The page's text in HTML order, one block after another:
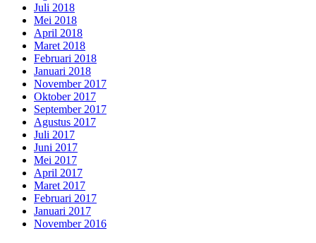
Juli 2018
Mei 2018
April 2018
Maret 2018
Februari 2018
Januari 2018
November 2017
Oktober 2017
September 2017
Agustus 2017
Juli 2017
Juni 2017
Mei 2017
April 2017
Maret 2017
Februari 2017
Januari 2017
November 2016